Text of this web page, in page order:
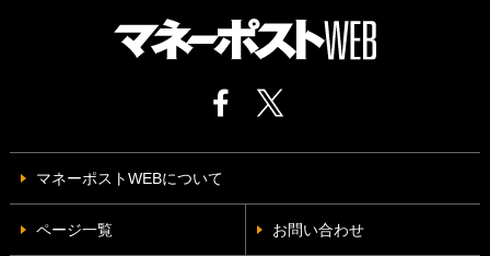
マネーポストWEBについて
ページ一覧 お問い合わせ